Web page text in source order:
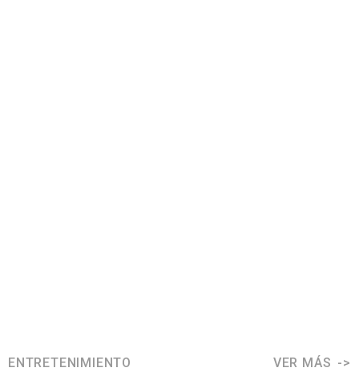
ENTRETENIMIENTO VER MÁS